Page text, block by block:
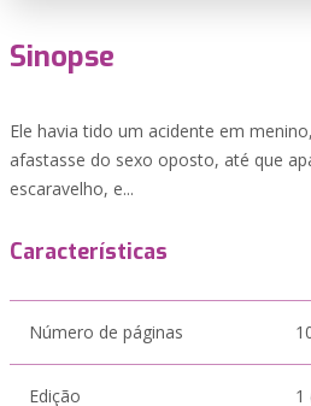
Sinopse
Ele havia tido um acidente em
afastasse do sexo oposto, até que
escaravelho, e...
Características
Número de páginas
Edição 1